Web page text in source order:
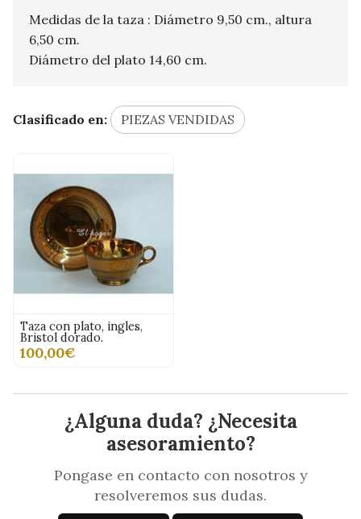
Medidas de la taza : Diámetro 9,50 cm., altura
6,50 cm.
Diámetro del plato 14,60 cm.
Clasificado en: PIEZAS VENDIDAS
Taza con plato, ingles,
Bristol dorado.
100,00€
¿Alguna duda? ¿Necesita
asesoramiento?
Pongase en contacto con nosotros y
resolveremos sus dudas.